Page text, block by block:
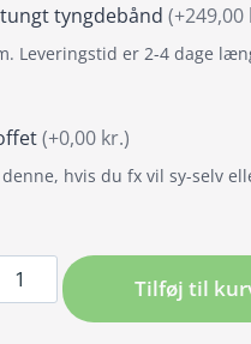
tyngdebånd (+249,00
Leveringstid er 2-4 dage
(+0,00 kr.)
hvis du fx vil sy-selv
Tilføj til